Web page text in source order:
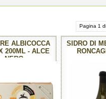
Pagina 1
ALBICOCCA
200ML - ALCE
NERO
SIDRO DI